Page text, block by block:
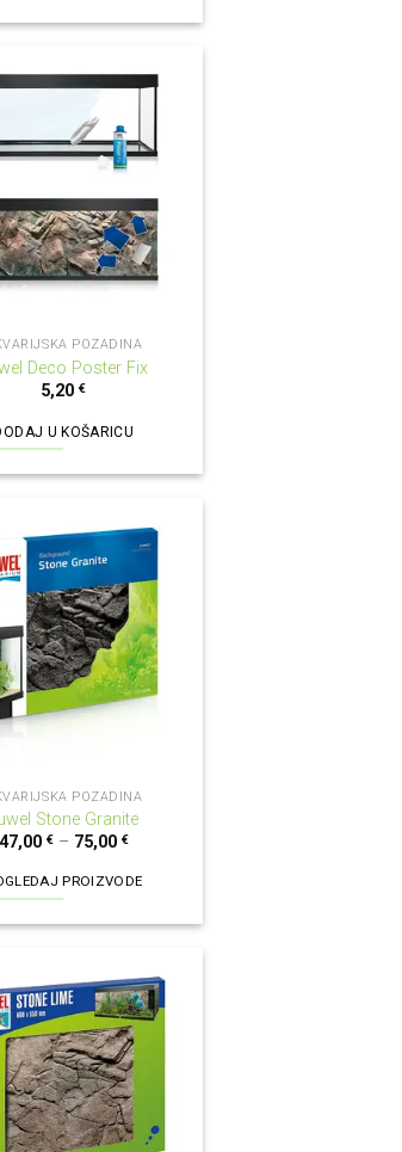
POZADINA
Deco Poster Fix
5,20€
U KOŠARICU
POZADINA
Stone Granite
47,00 €– 75,00 €
PROIZVODE